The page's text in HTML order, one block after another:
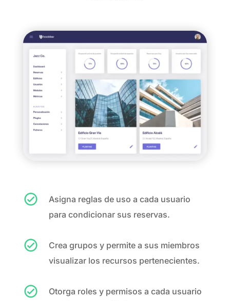
Asigna reglas de uso a cada usuario
para condicionar sus reservas.
Crea grupos y permite a sus miembros
visualizar los recursos pertenecientes.
Otorga roles y permisos a cada usuario